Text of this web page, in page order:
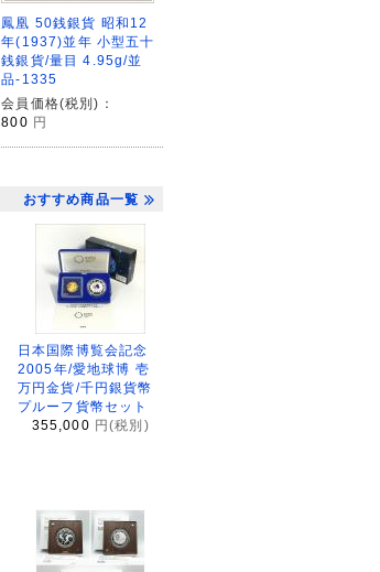
鳳凰 50銭銀貨 昭和12
年(1937)並年 小型五十
銭銀貨/量目 4.95g/並
品-1335
会員価格(税別)：
800 円
おすすめ商品一覧
日本国際博覧会記念
2005年/愛地球博 壱
万円金貨/千円銀貨幣
プルーフ貨幣セット
355,000 円(税別)